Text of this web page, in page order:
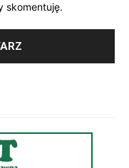
skomentuję.